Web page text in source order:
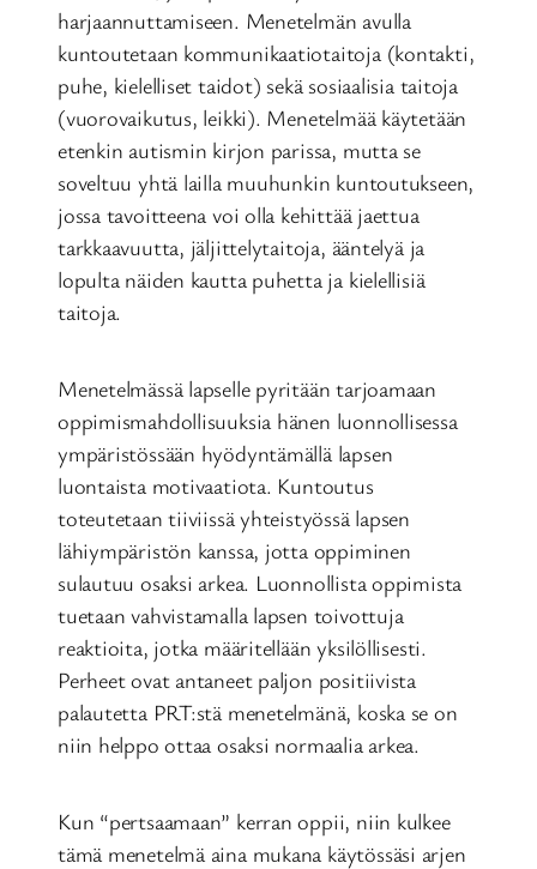
harjaannuttamiseen. Menetelmän avulla
kuntoutetaan kommunikaatiotaitoja (kontakti,
puhe, kielelliset taidot) sekä sosiaalisia taitoja
(vuorovaikutus, leikki). Menetelmää käytetään
etenkin autismin kirjon parissa, mutta se
soveltuu yhtä lailla muuhunkin kuntoutukseen,
jossa tavoitteena voi olla kehittää jaettua
tarkkaavuutta, jäljittelytaitoja, ääntelyä ja
lopulta näiden kautta puhetta ja kielellisiä
taitoja.
Menetelmässä lapselle pyritään tarjoamaan
oppimismahdollisuuksia hänen luonnollisessa
ympäristössään hyödyntämällä lapsen
luontaista motivaatiota. Kuntoutus
toteutetaan tiiviissä yhteistyössä lapsen
lähiympäristön kanssa, jotta oppiminen
sulautuu osaksi arkea. Luonnollista oppimista
tuetaan vahvistamalla lapsen toivottuja
reaktioita, jotka määritellään yksilöllisesti.
Perheet ovat antaneet paljon positiivista
palautetta PRT:stä menetelmänä, koska se on
niin helppo ottaa osaksi normaalia arkea.
Kun “pertsaamaan” kerran oppii, niin kulkee
tämä menetelmä aina mukana käytössäsi arjen